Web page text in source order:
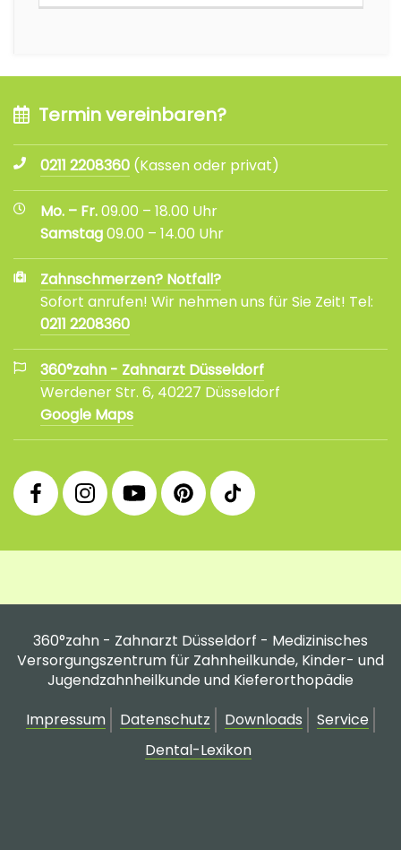
Termin vereinbaren?
0211 2208360 (Kassen oder privat)
Mo. – Fr.09.00 – 18.00 Uhr
Samstag09.00 – 14.00 Uhr
Zahnschmerzen? Notfall?
Sofort anrufen! Wir nehmen uns für Sie Zeit! Tel:
0211 2208360
360°zahn - Zahnarzt Düsseldorf
Werdener Str. 6, 40227 Düsseldorf
Google Maps
360°
Facebook
Fanpage
360°
Instagram
Praxis
360°
YouTube
Channel
360°
Pinterest
Profil
360°
tiktok
Profil
360°zahn - Zahnarzt Düsseldorf - Medizinisches
Versorgungszentrum für Zahnheilkunde, Kinder- und
Jugendzahnheilkunde und Kieferorthopädie
Impressum
Datenschutz Downloads
Service
Dental-Lexikon